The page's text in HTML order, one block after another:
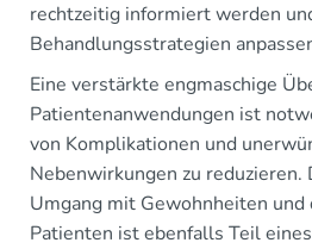
rechtzeitig informiert werden
Behandlungsstrategien
Eine verstärkte engmaschige
Patientenanwendungen ist
von Komplikationen und
Nebenwirkungen zu reduzieren.
Umgang mit Gewohnheiten
Patienten ist ebenfalls Teil